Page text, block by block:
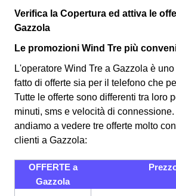
Verifica la Copertura ed attiva le
Gazzola
Le promozioni Wind Tre più
L'operatore Wind Tre a Gazzola è
fatto di offerte sia per il telefono che
Tutte le offerte sono differenti tra loro
minuti, sms e velocità di connessione.
andiamo a vedere tre offerte molto
clienti a Gazzola:
OFFERTE a
Gazzola